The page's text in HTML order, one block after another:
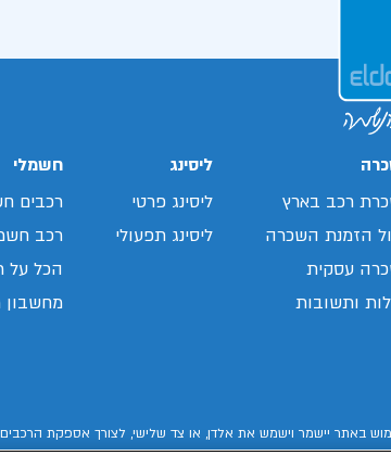
רכב בארץ
הזמנת השכרה
עסקית
ותשובות
ליסינג
ליסינג פרטי
ליסינג תפעולי
חשמלי
רכבים
רכב
הכל על
מחשבון
באתר יישמר וישמש את אלדן, או צד שלישי, לצורך אספקת הרכבים